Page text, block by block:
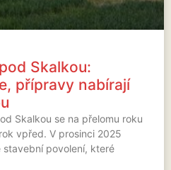
Skalkou:
přípravy nabírají
Skalkou se na přelomu roku
vpřed. V prosinci 2025
povolení, které